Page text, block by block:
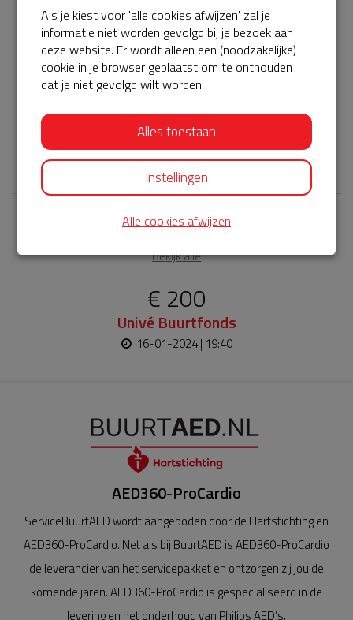
Info Donateurs 1
Het servicepakket van onze BuurtAED verloopt bijna en
blijft. Help je mee? Doneer voor ons servicepakket!
𝕏
Laatste donaties
Bekijk alle
€ 200
Univé Buurtfonds
16-01-2024 | 19:40
AED360-ProCardio
ServiceBuurtAED wordt aangeboden door de Hartstichting en
AED360-ProCardio. Net als bij BuurtAED is AED360-ProCardio
de leverancier van het servicepakket en ontzorgen zij jou de
komende jaren. AED360-ProCardio is gespecialiseerd in de
levering en het onderhoud van Philips AED’s.
Als je kiest voor 'alle cookies afwijzen' zal je
informatie niet worden gevolgd bij je bezoek aan
deze website. Er wordt alleen een (noodzakelijke)
cookie in je browser geplaatst om te onthouden
dat je niet gevolgd wilt worden.
Alles toestaan
Instellingen
Alle cookies afwijzen